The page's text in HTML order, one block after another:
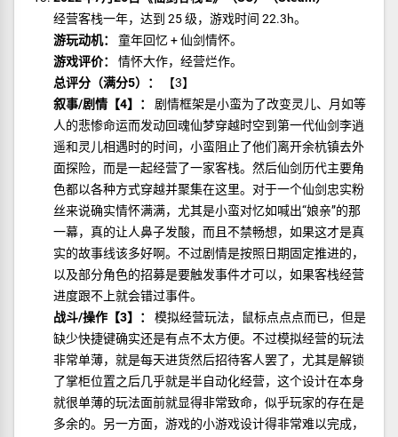
经营客栈一年，达到 25 级，游戏时间 22.3h。
游玩动机：
童年回忆 + 仙剑情怀。
游戏评价：
情怀大作，经营烂作。
总评分（满分5）：
【3】
叙事/剧情【4】：
剧情框架是小蛮为了改变灵儿、月如等
人的悲惨命运而发动回魂仙梦穿越时空到第一代仙剑李逍
遥和灵儿相遇时的时间，小蛮阻止了他们离开余杭镇去外
面探险，而是一起经营了一家客栈。然后仙剑历代主要角
色都以各种方式穿越并聚集在这里。对于一个仙剑忠实粉
丝来说确实情怀满满，尤其是小蛮对忆如喊出“娘亲”的那
一幕，真的让人鼻子发酸，而且不禁畅想，如果这才是真
实的故事线该多好啊。不过剧情是按照日期固定推进的，
以及部分角色的招募是要触发事件才可以，如果客栈经营
进度跟不上就会错过事件。
战斗/操作【3】：
模拟经营玩法，鼠标点点点而已，但是
缺少快捷键确实还是有点不太方便。不过模拟经营的玩法
非常单薄，就是每天进货然后招待客人罢了，尤其是解锁
了掌柜位置之后几乎就是半自动化经营，这个设计在本身
就很单薄的玩法面前就显得非常致命，似乎玩家的存在是
多余的。另一方面，游戏的小游戏设计得非常难以完成，